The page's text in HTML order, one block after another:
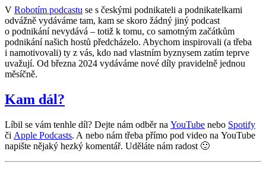
V Robotím podcastu se s českými podnikateli a podnikatelkami
odvážně vydáváme tam, kam se skoro žádný jiný podcast
o podnikání nevydává – totiž k tomu, co samotným začátkům
podnikání našich hostů předcházelo. Abychom inspirovali (a třeba
i namotivovali) ty z vás, kdo nad vlastním byznysem zatím teprve
uvažují. Od března 2024 vydáváme nové díly pravidelně jednou
měsíčně.
Kam dál?
Líbil se vám tenhle díl? Dejte nám odběr na YouTube nebo Spotify
či Apple Podcasts. A nebo nám třeba přímo pod video na YouTube
napište nějaký hezký komentář. Uděláte nám radost 🙂